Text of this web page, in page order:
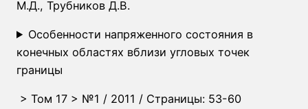
М.Д., Трубников Д.В.
Особенности напряженного состояния в
конечных областях вблизи угловых точек
границы
> Том 17 > №1 / 2011 / Страницы: 53-60